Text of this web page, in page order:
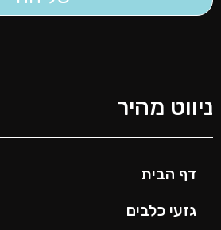
מהיר
דף הבית
גזעי כלבים